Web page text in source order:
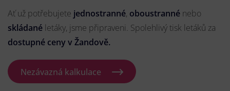
Ať už potřebujete jednostranné, oboustranné nebo
skládané letáky, jsme připraveni. Spolehlivý tisk letáků za
dostupné ceny v Žandově.
Nezávazná kalkulace